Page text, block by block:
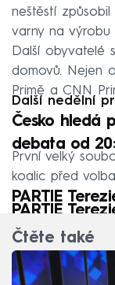
neštěstí
varny na výrobu
Další obyvatelé
domovů. Nejen
Primě a CNN
Další nedělní
Česko hledá
debata od
První velký
koalic před
PARTIE
PARTIE
Čtěte také